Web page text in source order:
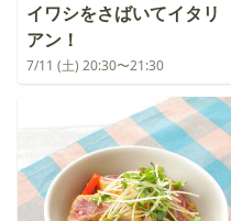
イワシをさばいてイタリ
アン！
7/11 (土) 20:30〜21:30